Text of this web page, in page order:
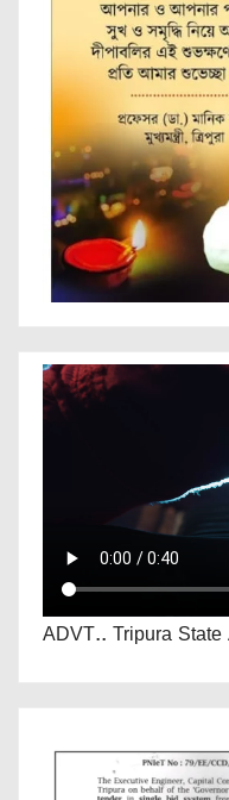
ADVT.. Tripura